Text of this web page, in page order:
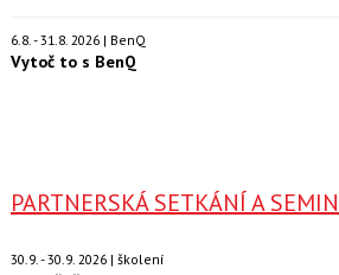
6.8. - 31.8. 2026 | BenQ
Vytoč to s BenQ
PARTNERSKÁ SETKÁNÍ A
30.9. - 30.9. 2026 | školení